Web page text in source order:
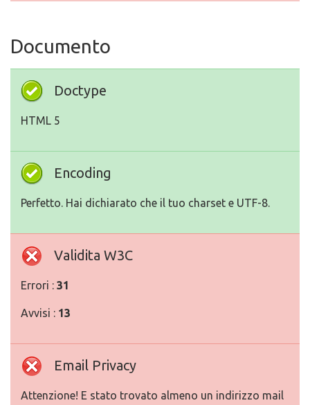
Documento
Doctype
HTML 5
Encoding
Perfetto. Hai dichiarato che il tuo charset e UTF-8.
Validita W3C
Errori : 31
Avvisi : 13
Email Privacy
Attenzione! E stato trovato almeno un indirizzo mail